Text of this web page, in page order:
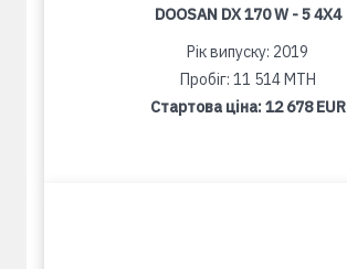
DOOSAN DX 170 W - 5 4X4
Рік випуску: 2019
Пробіг: 11 514 MTH
Стартова ціна:12 678 EUR